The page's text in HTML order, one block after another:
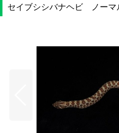
セイブシシバナヘビ ノー